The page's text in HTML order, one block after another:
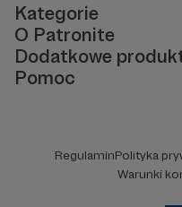
Kategorie
O Patronite
Dodatkowe
Pomoc
RegulaminPolityka
Warunki